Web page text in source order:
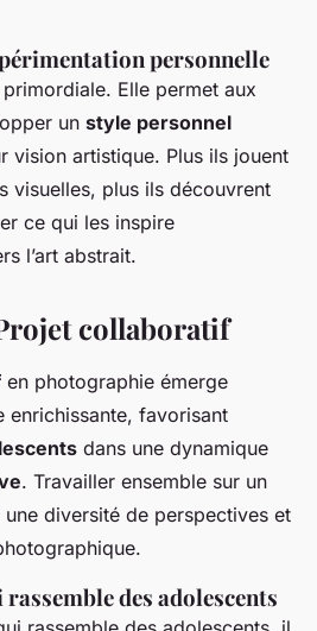
personnelle
primordiale. Elle permet aux
un style personnel
vision artistique. Plus ils jouent
visuelles, plus ils découvrent
ce qui les inspire
l’art abstrait.
collaboratif
en photographie émerge
enrichissante, favorisant
dans une dynamique
. Travailler ensemble sur un
diversité de perspectives et
des adolescents